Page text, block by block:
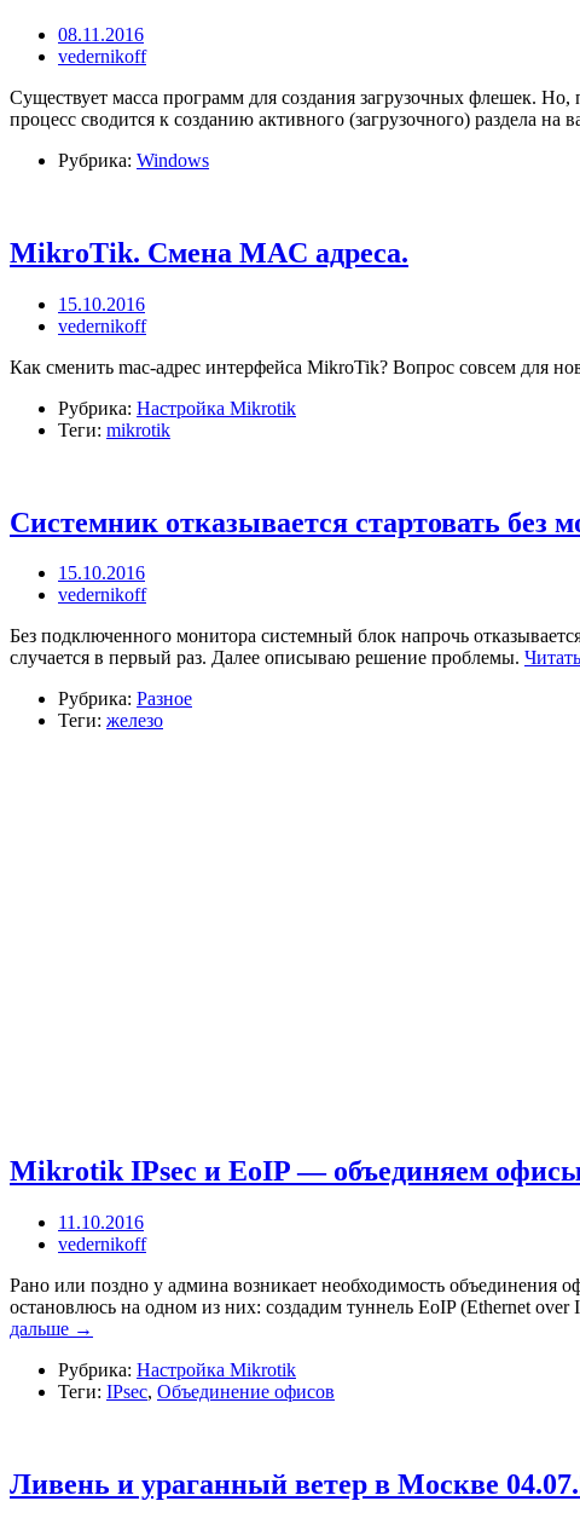
08.11.2016
vedernikoff
Существует масса программ для создания загрузочных флешек.
процесс сводится к созданию активного (загрузочного) раздела на
Рубрика: Windows
MikroTik. Смена MAC адреса.
15.10.2016
vedernikoff
Как сменить mac-адрес интерфейса MikroTik? Вопрос совсем для
Рубрика: Настройка Mikrotik
Теги: mikrotik
Системник отказывается стартовать без
15.10.2016
vedernikoff
Без подключенного монитора системный блок напрочь
случается в первый раз. Далее описываю решение проблемы.
Рубрика: Разное
Теги: железо
Mikrotik IPsec и EoIP — объединяем
11.10.2016
vedernikoff
Рано или поздно у админа возникает необходимость объединения
остановлюсь на одном из них: создадим туннель EoIP (Ethernet
дальше →
Рубрика: Настройка Mikrotik
Теги: IPsec, Объединение офисов
Ливень и ураганный ветер в Москве